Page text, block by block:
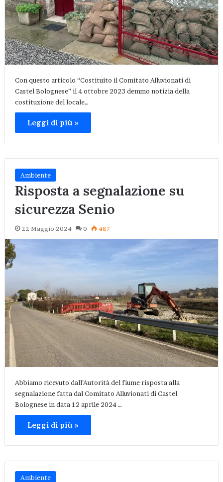
Con questo articolo “Costituito il Comitato Alluvionati di
Castel Bolognese” il 4 ottobre 2023 demmo notizia della
costituzione del locale…
Leggi di più »
Ambiente
Risposta a segnalazione su
sicurezza Senio
22 Maggio 2024 0 487
Abbiamo ricevuto dall’Autorità del fiume risposta alla
segnalazione fatta dal Comitato Alluvionati di Castel
Bolognese in data 12 aprile 2024 …
Leggi di più »
Ambiente